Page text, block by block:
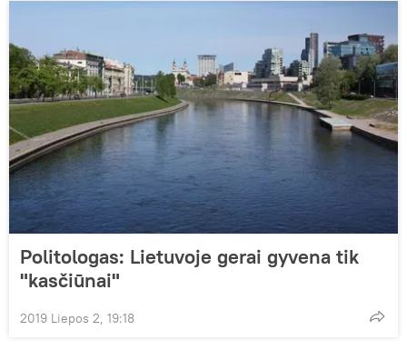
Politologas: Lietuvoje gerai gyvena tik
"kasčiūnai"
2019 Liepos 2, 19:18